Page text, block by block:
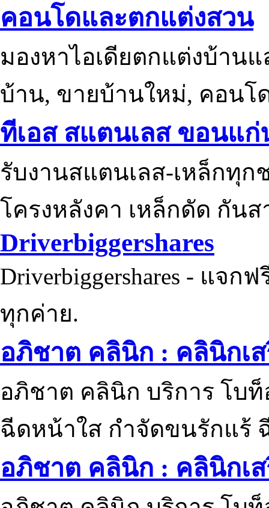
คอนโดและตกแต่งสวน
มองหาไอเดียตกแต่งบ้าน
บ้าน, ขายบ้านใหม่, คอนโ
ทีเอส สแตนเลส ขอนแก่
รับงานสแตนเลส-เหล็กทุ
โครงหลังคา เหล็กดัด กัน
Driverbiggershares
Driverbiggershares - แจก
ทุกค่าย.
อภิชาต คลินิก : คลินิกเ
อภิชาต คลินิก บริการ โบ
ฉีดหน้าใส กำจัดขนรักแร้
อภิชาต คลินิก : คลินิกเ